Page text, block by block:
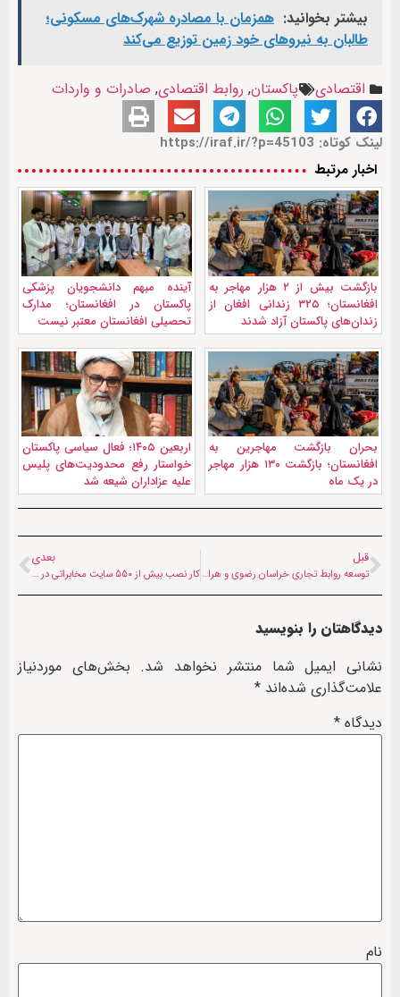
بیشتر بخوانید: همزمان با مصادره شهرک‌های مسکونی؛
طالبان به نیروهای خود زمین توزیع می‌کند
اقتصادی پاکستان, روابط اقتصادی, صادرات و واردات
لینک کوتاه: https://iraf.ir/?p=45103
اخبار مرتبط
بازگشت بیش از ۲ هزار مهاجر به
افغانستان؛ ۳۲۵ زندانی افغان از
زندان‌های پاکستان آزاد شدند
آینده مبهم دانشجویان پزشکی
پاکستان در افغانستان؛ مدارک
تحصیلی افغانستان معتبر نیست
بحران بازگشت مهاجرین به
افغانستان؛ بازگشت ۱۳۰ هزار مهاجر
در یک ماه
اربعین ۱۴۰۵؛ فعال سیاسی پاکستان
خواستار رفع محدودیت‌های پلیس
علیه عزاداران شیعه شد
قبل
توسعه روابط تجاری خراسان رضوی و هرات | هیئت اقتصادی ایران به افغانستان رفت
بعدی
کار نصب بیش از ۵۵۰ سایت مخابراتی در افغانستان جریان دارد
دیدگاهتان را بنویسید
نشانی ایمیل شما منتشر نخواهد شد. بخش‌های موردنیاز
علامت‌گذاری شده‌اند *
دیدگاه *
نام